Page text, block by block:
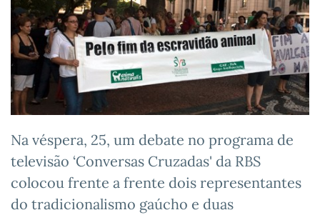
Na véspera, 25, um debate no programa de
televisão ‘Conversas Cruzadas' da RBS
colocou frente a frente dois representantes
do tradicionalismo gaúcho e duas